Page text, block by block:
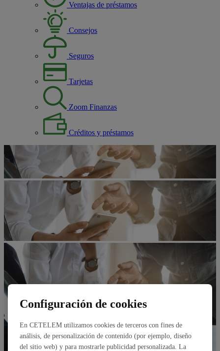
Ventajas de préstamos
Consejos
Seguros
Tarjetas
Zoom Finanzas
Créditos y préstamos
Configuración de cookies
En CETELEM utilizamos cookies de terceros con fines de
análisis, de personalización de contenido (por ejemplo, diseño
del sitio web) y para mostrarle publicidad personalizada. La